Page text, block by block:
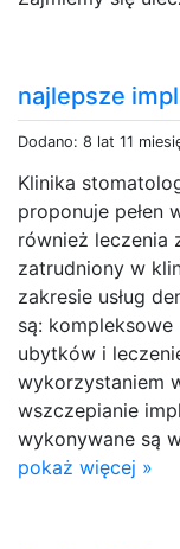
najlepsze
Dodano: 8 lat 11
Klinika
proponuje pełen
również leczenia
zatrudniony w
zakresie usług
są: kompleksowe
ubytków i
wykorzystaniem
wszczepianie
wykonywane są
pokaż więcej »